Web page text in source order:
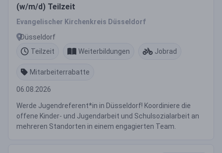
(w/m/d) Teilzeit
Evangelischer Kirchenkreis Düsseldorf
Düsseldorf
Teilzeit
Weiterbildungen Jobrad
Mitarbeiterrabatte
06.08.2026
Werde Jugendreferent*in in Düsseldorf! Koordiniere die
offene Kinder- und Jugendarbeit und Schulsozialarbeit an
mehreren Standorten in einem engagierten Team.